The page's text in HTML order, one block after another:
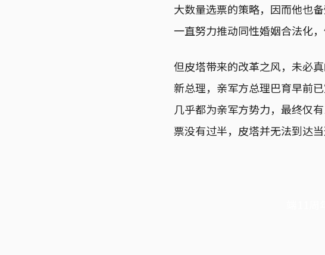
大数量选票的策略，因而他也
一直努力推动同性婚姻合法化
但皮塔带来的改革之风，未必
新总理，亲军方总理巴育早前
几乎都为亲军方势力，最终仅
票没有过半，皮塔并无法到达